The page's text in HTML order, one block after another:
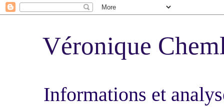
Véronique
Informations et